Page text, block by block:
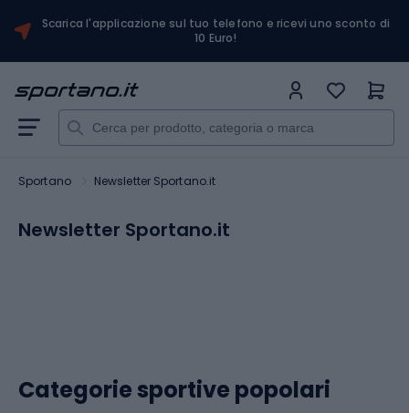
Scarica l'applicazione sul tuo telefono e ricevi uno sconto di
10 Euro!
Sportano Newsletter Sportano.it
Newsletter Sportano.it
Categorie sportive popolari